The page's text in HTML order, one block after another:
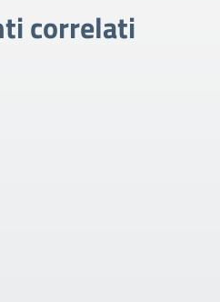
correlati